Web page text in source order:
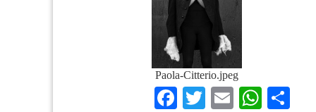
Paola-Citterio.jpeg
Facebook
TwitterEmail